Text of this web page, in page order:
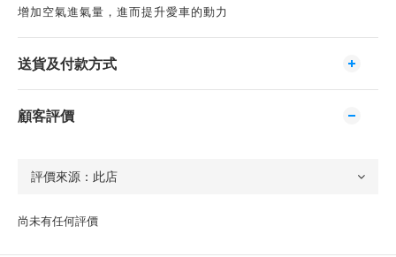
增加空氣進氣量，進而提升愛車的動力
送貨及付款方式
顧客評價
尚未有任何評價